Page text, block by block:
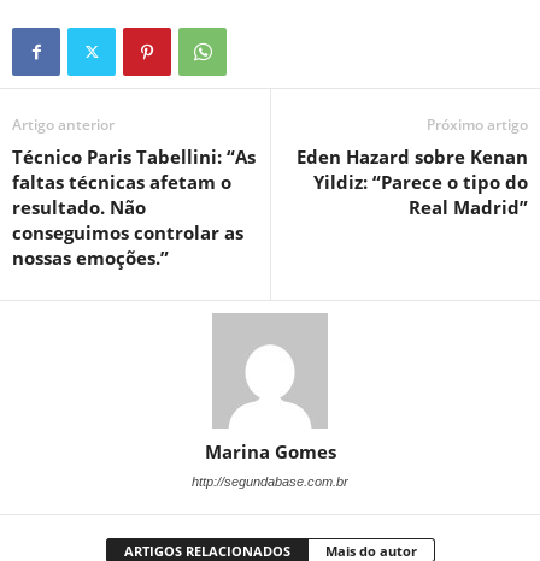
Artigo anterior
Técnico Paris Tabellini: “As
faltas técnicas afetam o
resultado. Não
conseguimos controlar as
nossas emoções.”
Próximo artigo
Eden Hazard sobre Kenan
Yildiz: “Parece o tipo do
Real Madrid”
Marina Gomes
http://segundabase.com.br
ARTIGOS RELACIONADOS Mais do autor